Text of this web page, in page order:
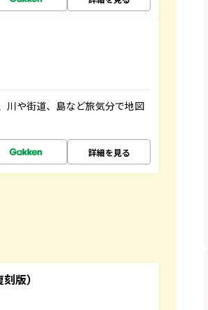
川や街道、島など旅気分で地図
詳細を見る
版）